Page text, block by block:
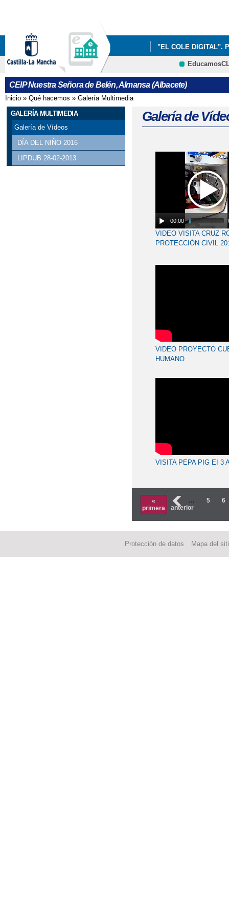
"EL COLE DIGITAL".
INFÓRMATE
CEIP Nuestra Señora de Belén, Almansa (Albacete)
Se encuentra usted aquí
Inicio » Qué hacemos » Galería Multimedia
GALERÍA MULTIMEDIA
Galería de Vídeos
DÍA DEL NIÑO 2016
LIPDUB 28-02-2013
Galería de
00:00
VIDEO VISITA CRUZ
PROTECCIÓN CIVIL
VIDEO PROYECTO
HUMANO
VISITA PEPA PIG EI 3
«
primera
‹
anterior
… 5 6
Protección de datos Mapa del